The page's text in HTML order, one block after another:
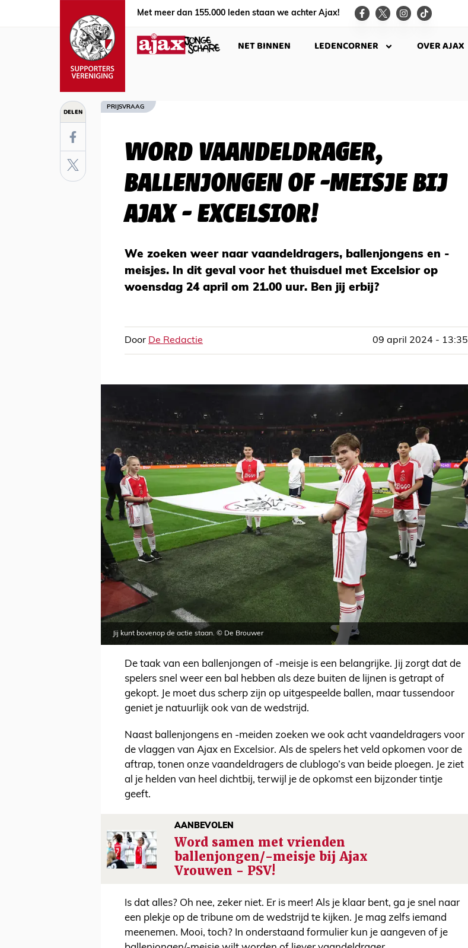
Met meer dan 155.000 leden staan we achter Ajax!
NET BINNEN LEDENCORNER OVER AJAX
DELEN PRIJSVRAAG
WORD VAANDELDRAGER,
BALLENJONGEN OF -MEISJE BIJ
AJAX - EXCELSIOR!
We zoeken weer naar vaandeldragers, ballenjongens en -
meisjes. In dit geval voor het thuisduel met Excelsior op
woensdag 24 april om 21.00 uur. Ben jij erbij?
Door De Redactie 09 april 2024 - 13:35
Jij kunt bovenop de actie staan. © De Brouwer
De taak van een ballenjongen of -meisje is een belangrijke. Jij zorgt dat de
spelers snel weer een bal hebben als deze buiten de lijnen is getrapt of
gekopt. Je moet dus scherp zijn op uitgespeelde ballen, maar tussendoor
geniet je natuurlijk ook van de wedstrijd.
Naast ballenjongens en -meiden zoeken we ook acht vaandeldragers voor
de vlaggen van Ajax en Excelsior. Als de spelers het veld opkomen voor de
aftrap, tonen onze vaandeldragers de clublogo’s van beide ploegen. Je ziet
al je helden van heel dichtbij, terwijl je de opkomst een bijzonder tintje
geeft.
AANBEVOLEN
Word samen met vrienden
ballenjongen/-meisje bij Ajax
Vrouwen - PSV!
Is dat alles? Oh nee, zeker niet. Er is meer! Als je klaar bent, ga je snel naar
een plekje op de tribune om de wedstrijd te kijken. Je mag zelfs iemand
meenemen. Mooi, toch? In onderstaand formulier kun je aangeven of je